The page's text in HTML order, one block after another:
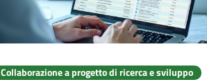
Collaborazione a progetto di ricerca e sviluppo